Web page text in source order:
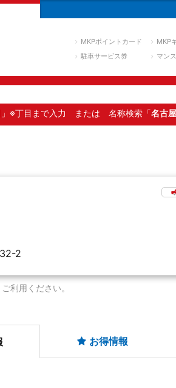
MKPポイントカード
MKP
駐車サービス券
マン
」※丁目まで入力 または 名称検索「名古
2
利用ください。
お得情報